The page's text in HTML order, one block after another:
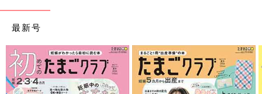
期的な治療が必要となります。
どうやって治療するの？
主な治療は抗アレルギー点眼薬です。副作用は少なく、子どもに
最新号